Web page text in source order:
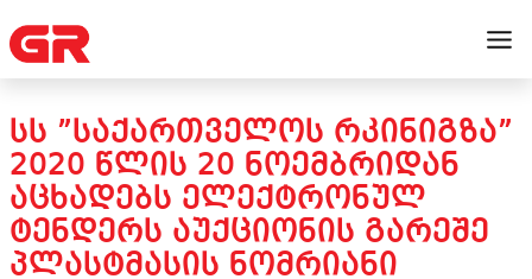
ᲡᲡ ”ᲡᲐᲥᲐᲠᲗᲕᲔᲚᲝᲡ ᲠᲙᲘᲜᲘᲒᲖᲐ”
2020 ᲬᲚᲘᲡ 20 ᲜᲝᲔᲛᲑᲠᲘᲓᲐᲜ
ᲐᲪᲮᲐᲓᲔᲑᲡ ᲔᲚᲔᲥᲢᲠᲝᲜᲣᲚ
ᲢᲔᲜᲓᲔᲠᲡ ᲐᲣᲥᲪᲘᲝᲜᲘᲡ ᲒᲐᲠᲔᲨᲔ
ᲞᲚᲐᲡᲢᲛᲐᲡᲘᲡ ᲜᲝᲛᲠᲘᲐᲜᲘ